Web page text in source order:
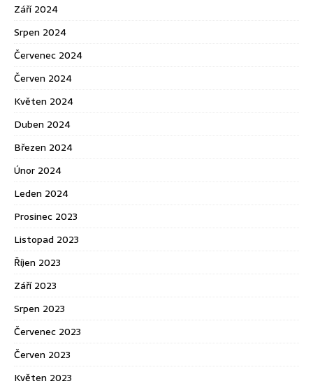
Září 2024
Srpen 2024
Červenec 2024
Červen 2024
Květen 2024
Duben 2024
Březen 2024
Únor 2024
Leden 2024
Prosinec 2023
Listopad 2023
Říjen 2023
Září 2023
Srpen 2023
Červenec 2023
Červen 2023
Květen 2023